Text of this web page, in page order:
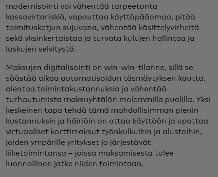
modernisointi voi vähentää tarpeetonta
kassavirtariskiä, vapauttaa käyttöpääomaa, pitää
toimitusketjun sujuvana, vähentää käsittelyvirheitä
sekä yksinkertaistaa ja turvata kulujen hallintaa ja
laskujen selvitystä.
Maksujen digitalisointi on win-win-tilanne, sillä se
säästää aikaa automatisoidun täsmäytyksen kautta,
alentaa toimintakustannuksia ja vähentää
turhautumista maksuyhtälön molemmilla puolilla. Yksi
keskeinen tapa tehdä tämä mahdollisimman pienin
kustannuksin ja häiriöin on ottaa käyttöön ja upottaa
virtuaaliset korttimaksut työnkulkuihin ja alustoihin,
joiden ympärille yritykset jo järjestävät
liiketoimintansa – joissa maksamisesta tulee
luonnollinen jatke niiden toimintaan.